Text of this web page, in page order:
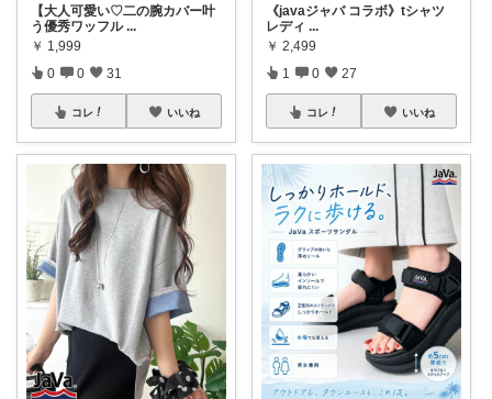
【大人可愛い♡二の腕カバー叶
う優秀ワッフル ...
￥ 1,999
0 0 31
コレ いいね
《javaジャバ コラボ》tシャツ
レディ ...
￥ 2,499
1 0 27
コレ いいね